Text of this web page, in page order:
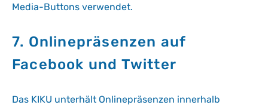
Media-Buttons verwendet.
7. Onlinepräsenzen auf
Facebook und Twitter
Das KIKU unterhält Onlinepräsenzen innerhalb